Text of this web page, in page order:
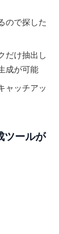
ので探した
だけ抽出し
成が可能
ャッチアッ
ツールが